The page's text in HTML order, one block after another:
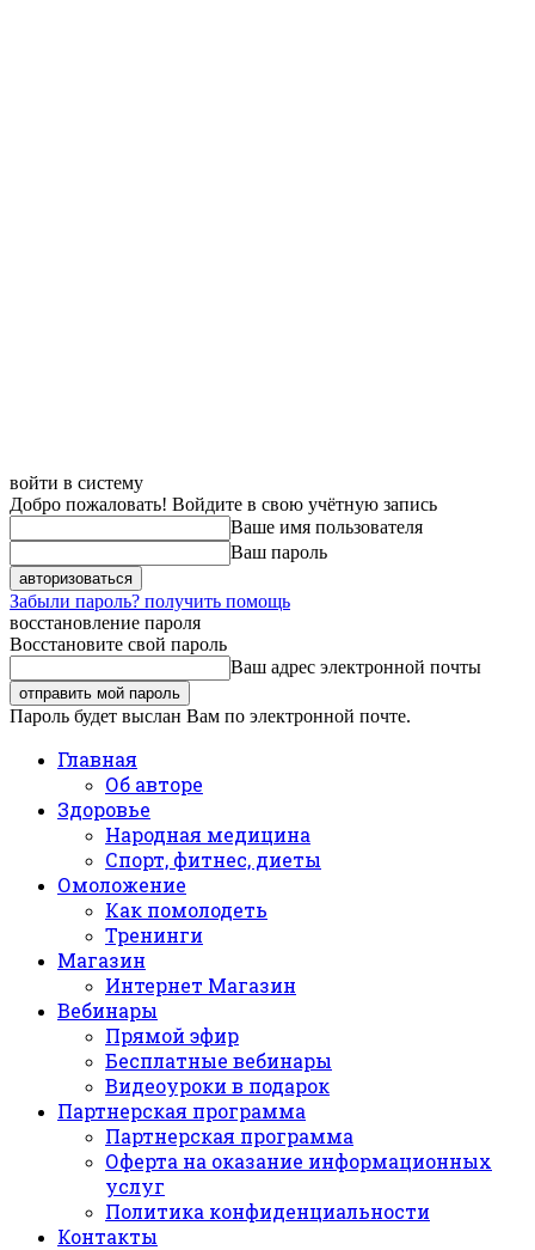
войти в систему
Добро пожаловать! Войдите в свою учётную запись
Ваше имя пользователя
Ваш пароль
Забыли пароль? получить помощь
восстановление пароля
Восстановите свой пароль
Ваш адрес электронной почты
Пароль будет выслан Вам по электронной почте.
Главная
Об авторе
Здоровье
Народная медицина
Спорт, фитнес, диеты
Омоложение
Как помолодеть
Тренинги
Магазин
Интернет Магазин
Вебинары
Прямой эфир
Бесплатные вебинары
Видеоуроки в подарок
Партнерская программа
Партнерская программа
Оферта на оказание информационных
услуг
Политика конфиденциальности
Контакты